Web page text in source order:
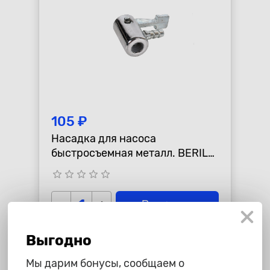
105 ₽
Насадка для насоса
быстросъемная металл. BERIL
882701 882701
star_border star_border star_border star_border star_border
- + В корзину
Выгодно
Мы дарим бонусы, сообщаем о